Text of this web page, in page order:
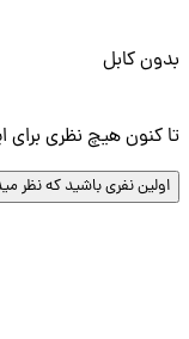
کابل
کنون هیچ نظری برای
نفری باشید که نظر